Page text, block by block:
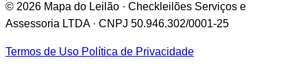
© 2026 Mapa do Leilão · Checkleilões Serviços e
Assessoria LTDA · CNPJ 50.946.302/0001-25
Termos de Uso Política de Privacidade